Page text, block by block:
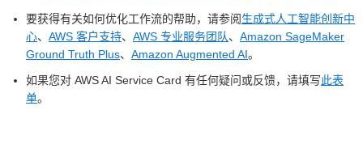
要获得有关如何优化工作流的帮助，请参阅生成式人工智能创新中
心、 AWS 客户支持、 AWS 专业服务团队、 Amazon SageMaker
Ground Truth Plus、 Amazon Augmented AI。
如果您对 AWS AI Service Card 有任何疑问或反馈，请填写此表
单。